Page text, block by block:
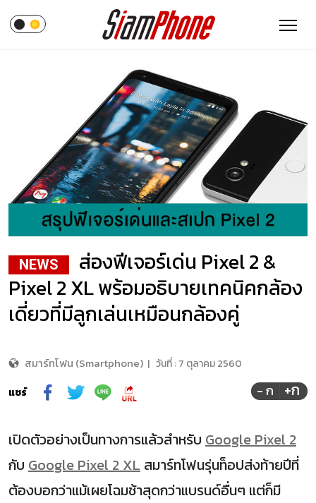
NEWS
ส่องฟีเจอร์เด่น Pixel 2 &
Pixel 2 XL พร้อมอธิบายเทคนิคกล้อง
เดี่ยวที่มีลูกเล่นเหมือนกล้องคู่
สมาร์ทโฟน (Smartphone) | วันที่ :7 ตุลาคม 2560
แชร์
- ก +ก
เปิดตัวอย่างเป็นทางการแล้วสำหรับ Google Pixel 2
กับ Google Pixel 2 XL สมาร์ทโฟนรุ่นท็อปส่งท้ายปีที่
ต้องบอกว่าแม้เผยโฉมช้าสุดกว่าแบรนด์อื่นๆ แต่ก็มี